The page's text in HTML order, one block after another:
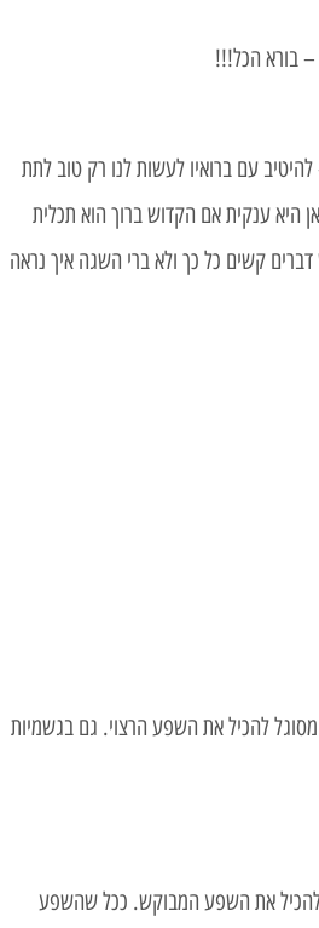
– בורא הכל!!!
עם ברואיו לעשות לנו רק טוב לתת
היא ענקית אם הקדוש ברוך הוא תכלית
קשים כל כך ולא ברי השגה איך נראה
להכיל את השפע הרצוי. גם בגשמיות
להכיל את השפע המבוקש. ככל שהשפע